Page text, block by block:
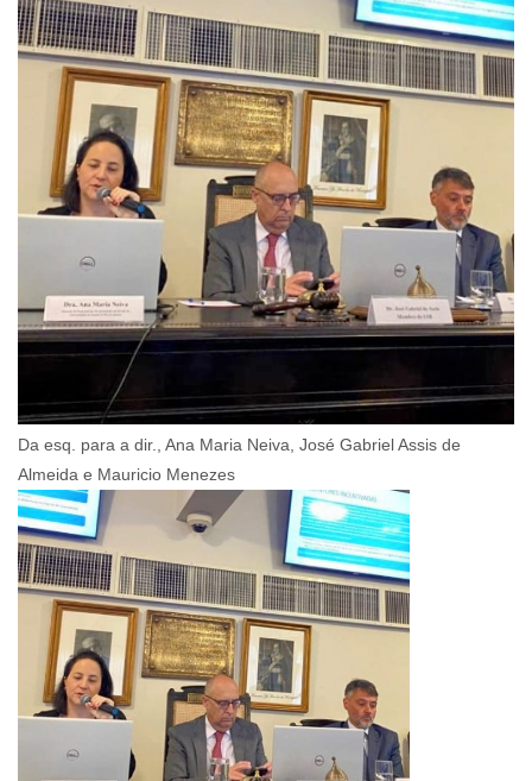
Da esq. para a dir., Ana Maria Neiva, José Gabriel Assis de
Almeida e Mauricio Menezes